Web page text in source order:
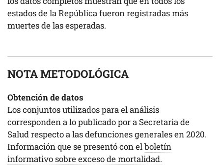
estados de la República fueron registradas más
muertes de las esperadas.
NOTA METODOLÓGICA
Obtención de datos
Los conjuntos utilizados para el análisis
corresponden a lo publicado por a Secretaria de
Salud respecto a las defunciones generales en 2020.
Información que se presentó con elboletín
informativo sobre exceso de mortalidad.